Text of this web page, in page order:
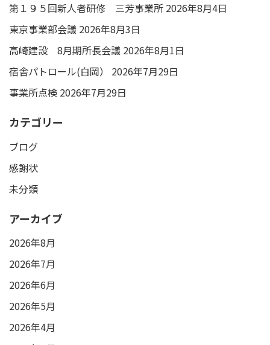
第１９５回新人者研修 三芳事業所 2026年8月4日
東京事業部会議 2026年8月3日
高崎建設 8月期所長会議 2026年8月1日
宿舎パトロール(白岡）
2026年7月29日
事業所点検 2026年7月29日
カテゴリー
ブログ
感謝状
未分類
アーカイブ
2026年8月
2026年7月
2026年6月
2026年5月
2026年4月